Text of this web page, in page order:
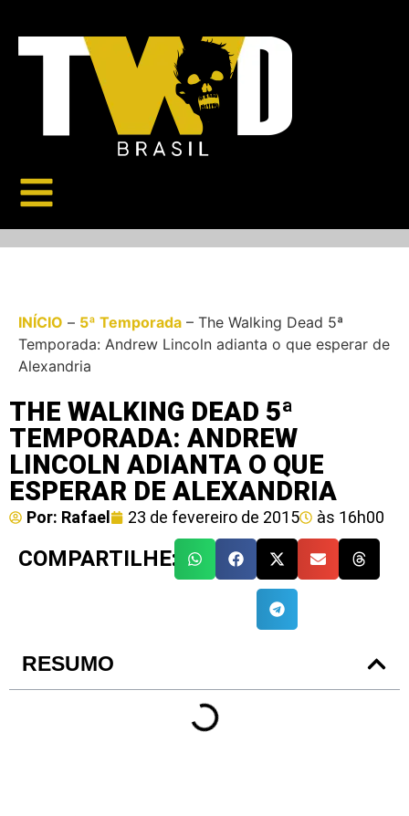
INÍCIO – 5ª Temporada – The Walking Dead 5ª
Temporada: Andrew Lincoln adianta o que esperar de
Alexandria
THE WALKING DEAD 5ª
TEMPORADA: ANDREW
LINCOLN ADIANTA O QUE
ESPERAR DE ALEXANDRIA
Por: Rafael 23 de fevereiro de 2015 às 16h00
COMPARTILHE:
RESUMO